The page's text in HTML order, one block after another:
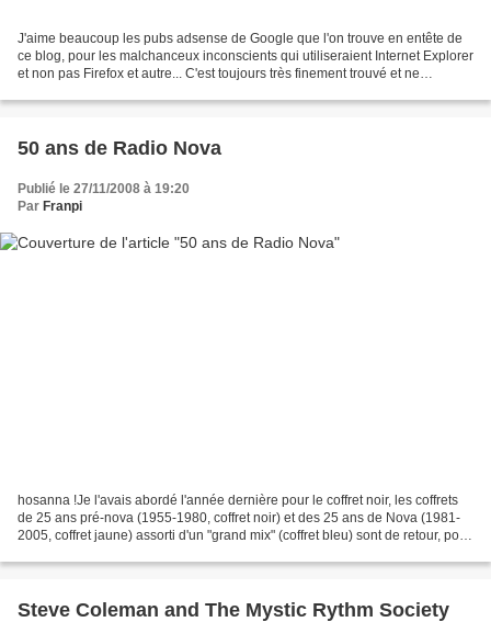
J'aime beaucoup les pubs adsense de Google que l'on trouve en entête de
ce blog, pour les malchanceux inconscients qui utiliseraient Internet Explorer
et non pas Firefox et autre... C'est toujours très finement trouvé et ne
50 ans de Radio Nova
Publié le 27/11/2008 à 19:20
Par Franpi
hosanna !Je l'avais abordé l'année dernière pour le coffret noir, les coffrets
de 25 ans pré-nova (1955-1980, coffret noir) et des 25 ans de Nova (1981-
2005, coffret jaune) assorti d'un "grand mix" (coffret bleu) sont de retour, pour
Steve Coleman and The Mystic Rythm Society